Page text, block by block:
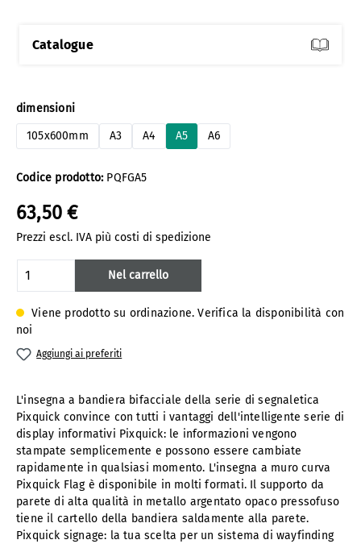
Catalogue
Codice prodotto: PQFGA5
63,50 €
Prezzi escl. IVA più costi di spedizione
Viene prodotto su ordinazione. Verifica la disponibilità con
noi
Seleziona
dimensioni
105x600mm
A3 A4 A5 A6
Quantità del prodotto: inserisci la
Nel carrello
Aggiungi ai preferiti
L'insegna a bandiera bifacciale della serie di segnaletica
Pixquick convince con tutti i vantaggi dell'intelligente serie di
display informativi Pixquick: le informazioni vengono
stampate semplicemente e possono essere cambiate
rapidamente in qualsiasi momento. L'insegna a muro curva
Pixquick Flag è disponibile in molti formati. Il supporto da
parete di alta qualità in metallo argentato opaco pressofuso
tiene il cartello della bandiera saldamente alla parete.
Pixquick signage: la tua scelta per un sistema di wayfinding